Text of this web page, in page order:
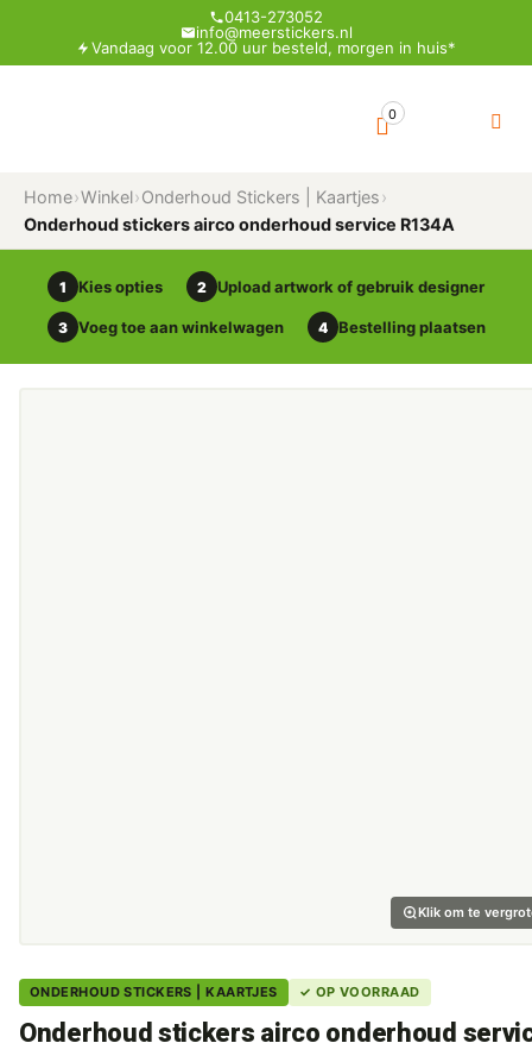
0413-273052
info@meerstickers.nl
Vandaag voor 12.00 uur besteld, morgen in huis*
0
Home›Winkel›Onderhoud Stickers | Kaartjes›
Onderhoud stickers airco onderhoud service R134A
1 Kies opties 2 Upload artwork of gebruik designer
3 Voeg toe aan winkelwagen 4 Bestelling plaatsen
Klik om te
ONDERHOUD STICKERS | KAARTJES ✓ OP VOORRAAD
Onderhoud stickers airco onderhoud